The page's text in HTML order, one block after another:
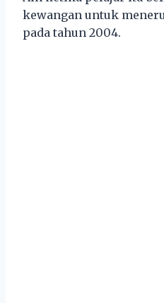
kewangan untuk
pada tahun 2004.